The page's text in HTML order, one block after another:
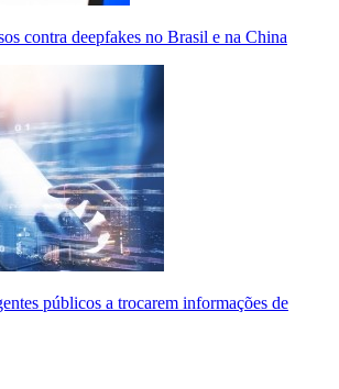
contra deepfakes no Brasil e na China
públicos a trocarem informações de